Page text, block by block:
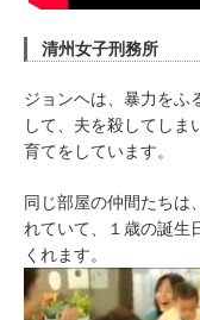
清州女子刑務所
ジョンヘは、暴力をふ
して、夫を殺してしま
育てをしています。
同じ部屋の仲間たちは
れていて、１歳の誕生
くれます。